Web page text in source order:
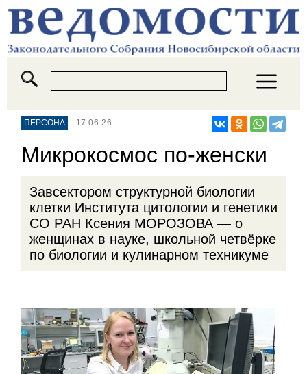
ПЕРСОНА 17.06.26
Микрокосмос по-женски
Завсектором структурной биологии
клетки Института цитологии и генетики
СО РАН Ксения МОРОЗОВА — о
женщинах в науке, школьной четвёрке
по биологии и кулинарном техникуме